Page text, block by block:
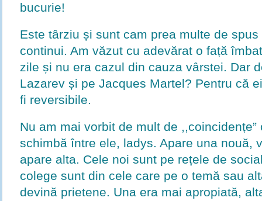
bucurie!
Este târziu și sunt cam prea multe de
continui. Am văzut cu adevărat o față
zile și nu era cazul din cauza vârstei. Dar
Lazarev și pe Jacques Martel? Pentru că
fi reversibile.
Nu am mai vorbit de mult de
schimbă între ele, ladys. Apare una nouă,
apare alta. Cele noi sunt pe rețele de
colege sunt din cele care pe o temă sau
devină prietene. Una era mai apropiată,